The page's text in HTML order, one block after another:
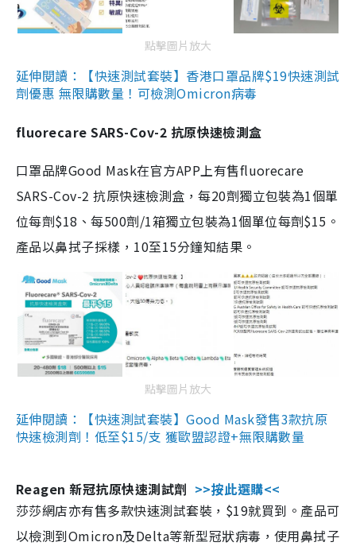
點擊圖片放大
延伸閱讀：【快速測試套裝】香港口罩品牌$19快速測試
劑優惠 無限購數量！可檢測Omicron病毒
fluorecare SARS-Cov-2 抗原快速檢測盒
口罩品牌Good Mask在官方APP上有售fluorecare
SARS-Cov-2 抗原快速檢測盒，每20劑獨立包裝為1個單
位每劑$18、每500劑/1箱獨立包裝為1個單位每劑$15。
產品以鼻拭子採樣，10至15分鐘知結果。
點擊圖片放大
延伸閱讀：【快速測試套裝】Good Mask發售3款抗原
快速檢測劑！低至$15/支 獲歐盟認證+無限購數量
Reagen 新冠抗原快速測試劑 >>按此選購<<
莎莎網店亦有售多款快速測試套裝，$19就買到。產品可
以檢測到Omicron及Delta等新型冠狀病毒，使用鼻拭子